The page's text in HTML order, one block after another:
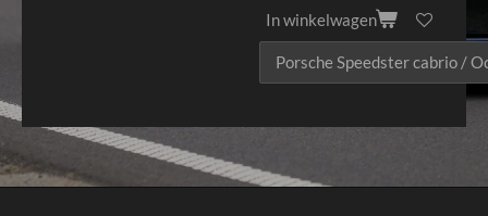
In winkelwagen